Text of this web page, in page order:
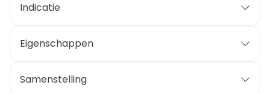
Indicatie
Eigenschappen
Samenstelling